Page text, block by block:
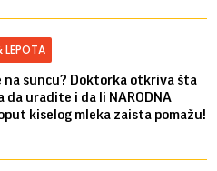
LEPOTA
na suncu? Doktorka otkriva šta
da uradite i da li NARODNA
kiselog mleka zaista pomažu!